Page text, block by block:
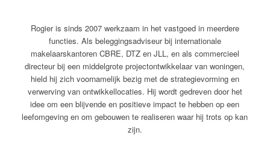
Rogier is sinds 2007 werkzaam in het vastgoed in meerdere
functies. Als beleggingsadviseur bij internationale
makelaarskantoren CBRE, DTZ en JLL, en als commercieel
directeur bij een middelgrote projectontwikkelaar van woningen,
hield hij zich voornamelijk bezig met de strategievorming en
verwerving van ontwikkellocaties. Hij wordt gedreven door het
idee om een blijvende en positieve impact te hebben op een
leefomgeving en om gebouwen te realiseren waar hij trots op kan
zijn.